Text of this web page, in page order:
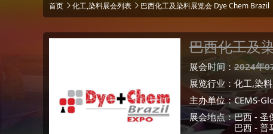
首页 化工,染料展会列表 巴西化工及染料展览会 Dye Chem Brazil
巴西化工及
展会时间： 2024年
展览行业： 化工,染料
主办单位：CEMS-
展会地点：巴西 - 圣
巴西 - 普